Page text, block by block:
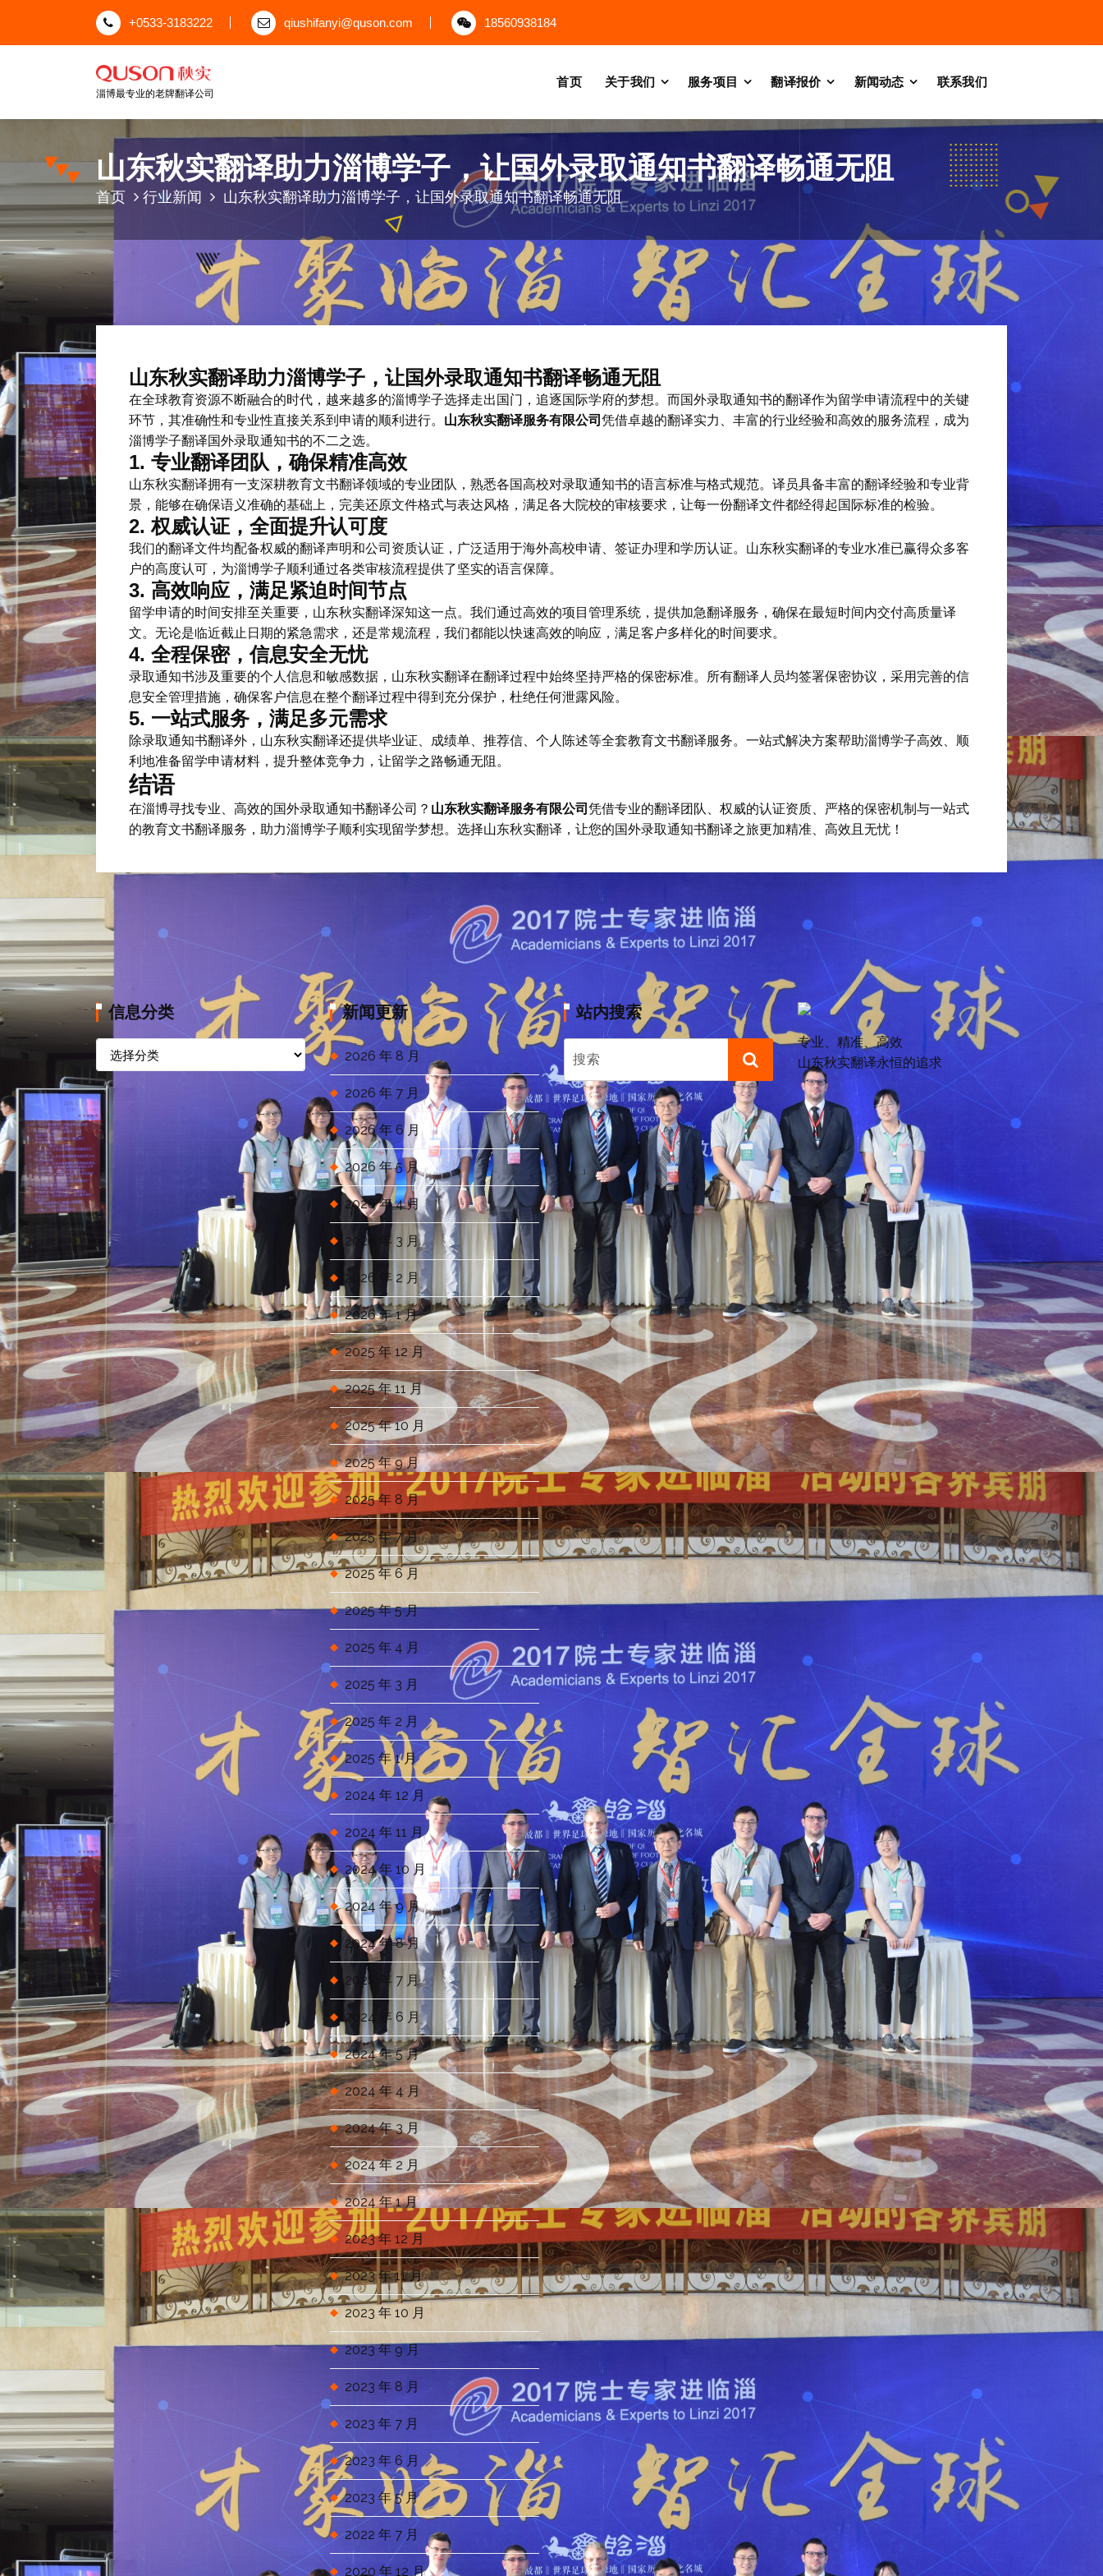
正
+0533-3183222 qiushifanyi@quson.com 18560938184
淄博最专业的老牌翻译公司
首页 关于我们 服务项目 翻译报价 新闻动态 联系我们
山东秋实翻译助力淄博学子，让国外录取通知书翻译畅通无阻
首页 行业新闻 山东秋实翻译助力淄博学子，让国外录取通知书翻译畅通无阻
山东秋实翻译助力淄博学子，让国外录取通知书翻译畅通无阻
在全球教育资源不断融合的时代，越来越多的淄博学子选择走出国门，追逐国际学府的梦想。而国外录取通知书的翻译作为留学申请流程中的关键
环节，其准确性和专业性直接关系到申请的顺利进行。 山东秋实翻译服务有限公司 凭借卓越的翻译实力、丰富的行业经验和高效的服务流程，成为
淄博学子翻译国外录取通知书的不二之选。
1. 专业翻译团队，确保精准高效
山东秋实翻译拥有一支深耕教育文书翻译领域的专业团队，熟悉各国高校对录取通知书的语言标准与格式规范。译员具备丰富的翻译经验和专业背
景，能够在确保语义准确的基础上，完美还原文件格式与表达风格，满足各大院校的审核要求，让每一份翻译文件都经得起国际标准的检验。
2. 权威认证，全面提升认可度
我们的翻译文件均配备权威的翻译声明和公司资质认证，广泛适用于海外高校申请、签证办理和学历认证。山东秋实翻译的专业水准已赢得众多客
户的高度认可，为淄博学子顺利通过各类审核流程提供了坚实的语言保障。
3. 高效响应，满足紧迫时间节点
留学申请的时间安排至关重要，山东秋实翻译深知这一点。我们通过高效的项目管理系统，提供加急翻译服务，确保在最短时间内交付高质量译
文。无论是临近截止日期的紧急需求，还是常规流程，我们都能以快速高效的响应，满足客户多样化的时间要求。
4. 全程保密，信息安全无忧
录取通知书涉及重要的个人信息和敏感数据，山东秋实翻译在翻译过程中始终坚持严格的保密标准。所有翻译人员均签署保密协议，采用完善的信
息安全管理措施，确保客户信息在整个翻译过程中得到充分保护，杜绝任何泄露风险。
5. 一站式服务，满足多元需求
除录取通知书翻译外，山东秋实翻译还提供毕业证、成绩单、推荐信、个人陈述等全套教育文书翻译服务。一站式解决方案帮助淄博学子高效、顺
利地准备留学申请材料，提升整体竞争力，让留学之路畅通无阻。
结语
在淄博寻找专业、高效的国外录取通知书翻译公司？ 山东秋实翻译服务有限公司 凭借专业的翻译团队、权威的认证资质、严格的保密机制与一站式
的教育文书翻译服务，助力淄博学子顺利实现留学梦想。选择山东秋实翻译，让您的国外录取通知书翻译之旅更加精准、高效且无忧！
信息分类
息
分
类
新闻更新
2026 年 8 月
2026 年 7 月
2026 年 6 月
2026 年 5 月
2026 年 4 月
2026 年 3 月
2026 年 2 月
2026 年 1 月
2025 年 12 月
2025 年 11 月
2025 年 10 月
2025 年 9 月
2025 年 8 月
2025 年 7 月
2025 年 6 月
2025 年 5 月
2025 年 4 月
2025 年 3 月
2025 年 2 月
2025 年 1 月
2024 年 12 月
2024 年 11 月
2024 年 10 月
2024 年 9 月
2024 年 8 月
2024 年 7 月
2024 年 6 月
2024 年 5 月
2024 年 4 月
2024 年 3 月
2024 年 2 月
2024 年 1 月
2023 年 12 月
2023 年 11 月
2023 年 10 月
2023 年 9 月
2023 年 8 月
2023 年 7 月
2023 年 6 月
2023 年 5 月
2022 年 7 月
2020 年 12 月
站内搜索
专业、精准、高效
山东秋实翻译永恒的追求